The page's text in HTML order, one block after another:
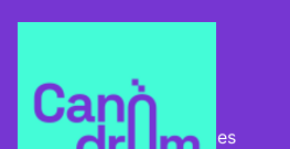
Pla Estratègic Propostes